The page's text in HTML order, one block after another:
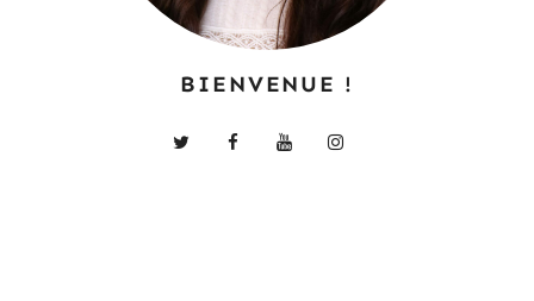
BIENVENUE !